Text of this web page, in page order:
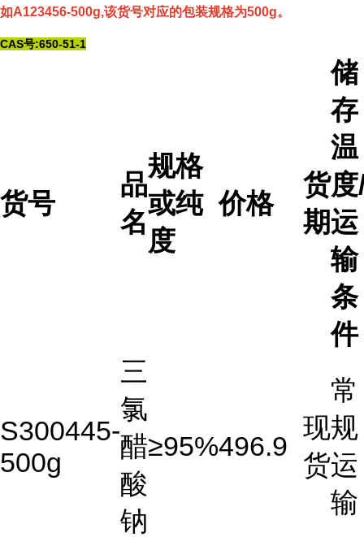
如A123456-500g,该货号对应的包装规格为500g。
CAS号:650-51-1
货号
品
名
规格
或纯
度
价格
货
期
储
存
温
度
运
输
条
件
S300445-
500g
三
氯
醋
酸
钠
≥95%496.9
现
货
常
规
运
输